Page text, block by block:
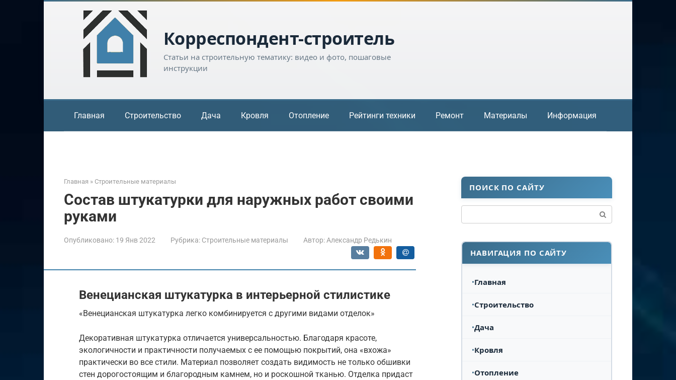
Корреспондент-строитель
Статьи на строительную тематику: видео и фото, пошаговые
инструкции
Главная Строительство Дача Кровля Отопление Рейтинги техники Ремонт Материалы Информация
Главная » Строительные материалы
Состав штукатурки для наружных работ своими
руками
Опубликовано: 19 Янв 2022 Рубрика: Строительные материалы Автор: Александр Редькин
Венецианская штукатурка в интерьерной стилистике
«Венецианская штукатурка легко комбинируется с другими видами отделок»
Декоративная штукатурка отличается универсальностью. Благодаря красоте,
экологичности и практичности получаемых с ее помощью покрытий, она «вхожа»
практически во все стили. Материал позволяет создать видимость не только обшивки
стен дорогостоящим и благородным камнем, но и роскошной тканью. Отделка придаст
ПОИСК ПО САЙТУ
НАВИГАЦИЯ ПО САЙТУ
Главная
Строительство
Дача
Кровля
Отопление